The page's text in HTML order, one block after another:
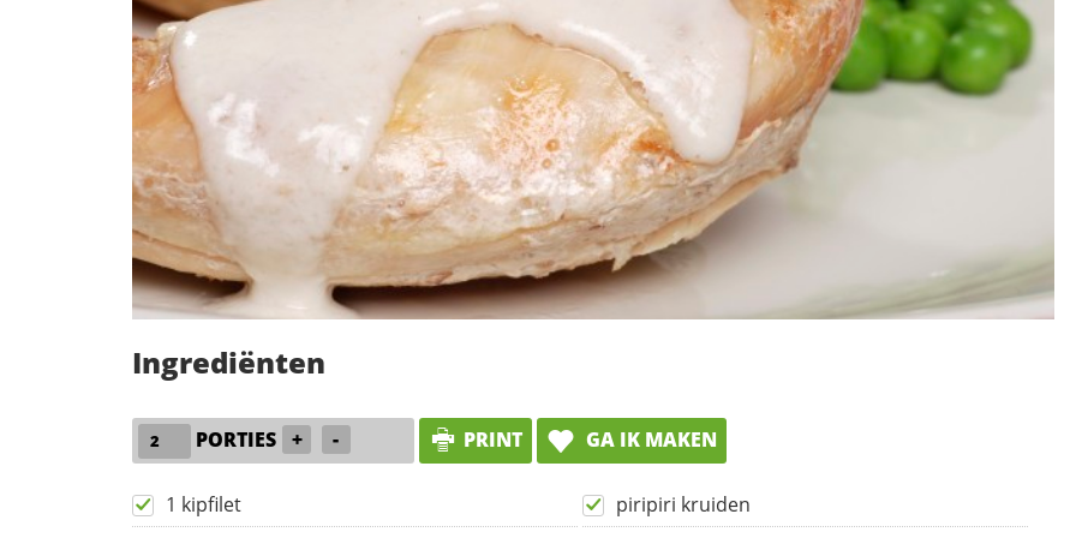
Ingrediënten
PORTIES + - PRINT GA IK MAKEN
1 kipfilet
piripiri kruiden